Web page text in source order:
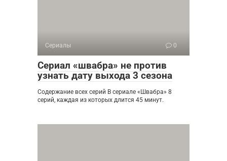
Сериалы 0
Сериал «швабра» не против
узнать дату выхода 3 сезона
Содержание всех серий В сериале «Швабра» 8
серий, каждая из которых длится 45 минут.